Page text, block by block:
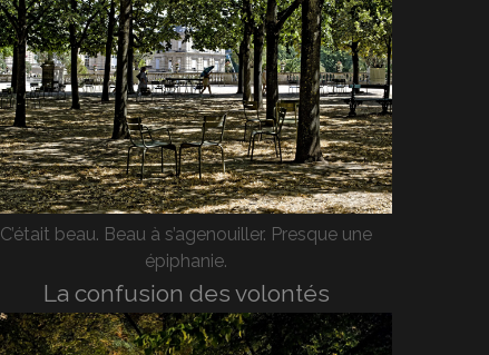
C’était beau. Beau à s’agenouiller. Presque une
épiphanie.
La confusion des volontés